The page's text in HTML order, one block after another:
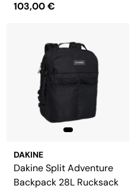
103,00 €
DAKINE
Dakine Split Adventure
Backpack 28L Rucksack